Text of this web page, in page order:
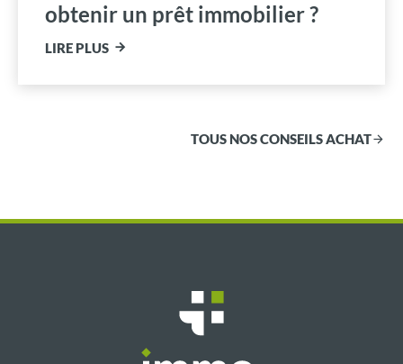
obtenir un prêt immobilier ?
LIRE PLUS
TOUS NOS CONSEILS ACHAT